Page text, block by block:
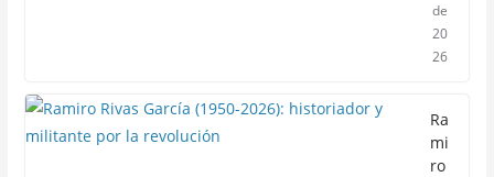
de
20
26
Ra
mi
ro